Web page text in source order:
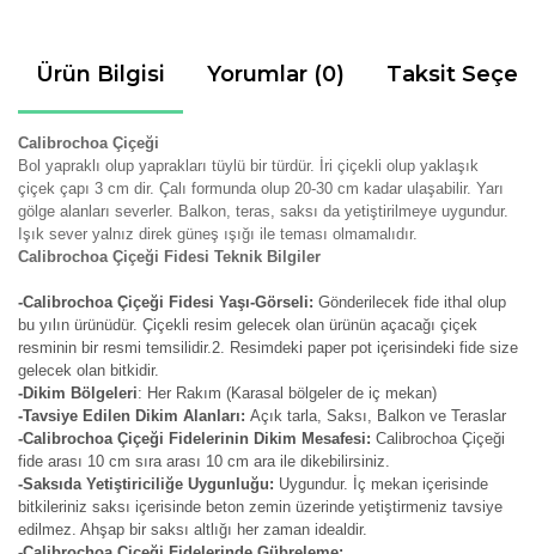
Ürün Bilgisi Yorumlar (0) Taksit
Calibrochoa Çiçeği
Bol yapraklı olup yaprakları tüylü bir türdür. İri çiçekli olup yaklaşık
çiçek çapı 3 cm dir. Çalı formunda olup 20-30 cm kadar ulaşabilir. Yarı
gölge alanları severler. Balkon, teras, saksı da yetiştirilmeye uygundur.
Işık sever yalnız direk güneş ışığı ile teması olmamalıdır.
Calibrochoa Çiçeği Fidesi Teknik Bilgiler
-Calibrochoa Çiçeği Fidesi Yaşı-Görseli: Gönderilecek fide ithal olup
bu yılın ürünüdür. Çiçekli resim gelecek olan ürünün açacağı çiçek
resminin bir resmi temsilidir.2. Resimdeki paper pot içerisindeki fide size
gelecek olan bitkidir.
-Dikim Bölgeleri: Her Rakım (Karasal bölgeler de iç mekan)
-Tavsiye Edilen Dikim Alanları: Açık tarla, Saksı, Balkon ve Teraslar
-Calibrochoa Çiçeği Fidelerinin Dikim Mesafesi: Calibrochoa Çiçeği
fide arası 10 cm sıra arası 10 cm ara ile dikebilirsiniz.
-Saksıda Yetiştiriciliğe Uygunluğu: Uygundur. İç mekan içerisinde
bitkileriniz saksı içerisinde beton zemin üzerinde yetiştirmeniz tavsiye
edilmez. Ahşap bir saksı altlığı her zaman idealdir.